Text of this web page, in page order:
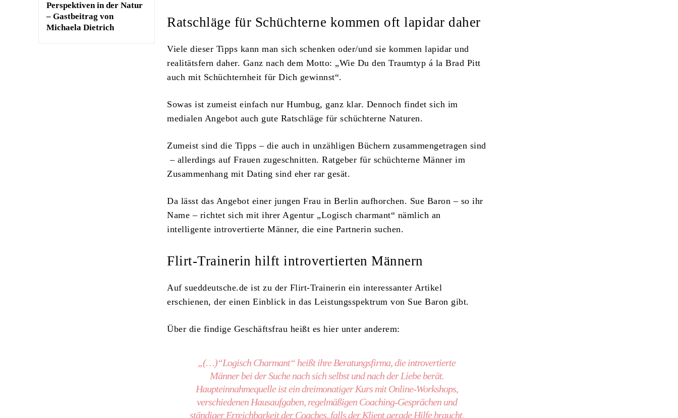
Perspektiven in der Natur
– Gastbeitrag von
Michaela Dietrich
Ratschläge für Schüchterne kommen oft lapidar daher
Viele dieser Tipps kann man sich schenken oder/und sie kommen lapidar und
realitätsfern daher. Ganz nach dem Motto: „Wie Du den Traumtyp á la Brad Pitt
auch mit Schüchternheit für Dich gewinnst“.
Sowas ist zumeist einfach nur Humbug, ganz klar. Dennoch findet sich im
medialen Angebot auch gute Ratschläge für schüchterne Naturen.
Zumeist sind die Tipps – die auch in unzähligen Büchern zusammengetragen sind
– allerdings auf Frauen zugeschnitten. Ratgeber für schüchterne Männer im
Zusammenhang mit Dating sind eher rar gesät.
Da lässt das Angebot einer jungen Frau in Berlin aufhorchen. Sue Baron – so ihr
Name – richtet sich mit ihrer Agentur „Logisch charmant“ nämlich an
intelligente introvertierte Männer, die eine Partnerin suchen.
Flirt-Trainerin hilft introvertierten Männern
Auf sueddeutsche.de ist zu der Flirt-Trainerin ein interessanter Artikel
erschienen, der einen Einblick in das Leistungsspektrum von Sue Baron gibt.
Über die findige Geschäftsfrau heißt es hier unter anderem:
„(…)“Logisch Charmant“ heißt ihre Beratungsfirma, die introvertierte
Männer bei der Suche nach sich selbst und nach der Liebe berät.
Haupteinnahmequelle ist ein dreimonatiger Kurs mit Online-Workshops,
verschiedenen Hausaufgaben, regelmäßigen Coaching-Gesprächen und
ständiger Erreichbarkeit der Coaches, falls der Klient gerade Hilfe braucht,